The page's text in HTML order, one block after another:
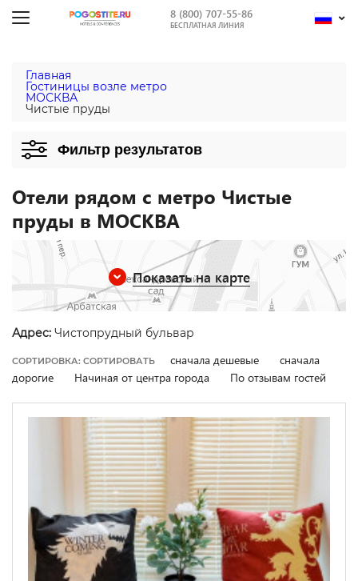
8 (800) 707-55-86
БЕСПЛАТНАЯ ЛИНИЯ
Главная
Гостиницы возле метро
МОСКВА
Чистые пруды
Фильтр результатов
Отели рядом с метро Чистые
пруды в МОСКВА
Показать на карте
Адрес: Чистопрудный бульвар
СОРТИРОВКА: СОРТИРОВАТЬ сначала дешевые
сначала
дорогие
Начиная от центра города По отзывам гостей